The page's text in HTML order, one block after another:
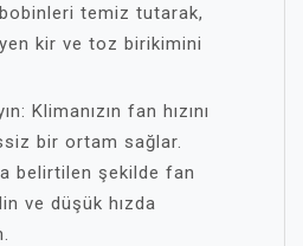
temiz tutarak,
kir ve toz birikimini
Klimanızın fan hızını
bir ortam sağlar.
belirtilen şekilde fan
ve düşük hızda